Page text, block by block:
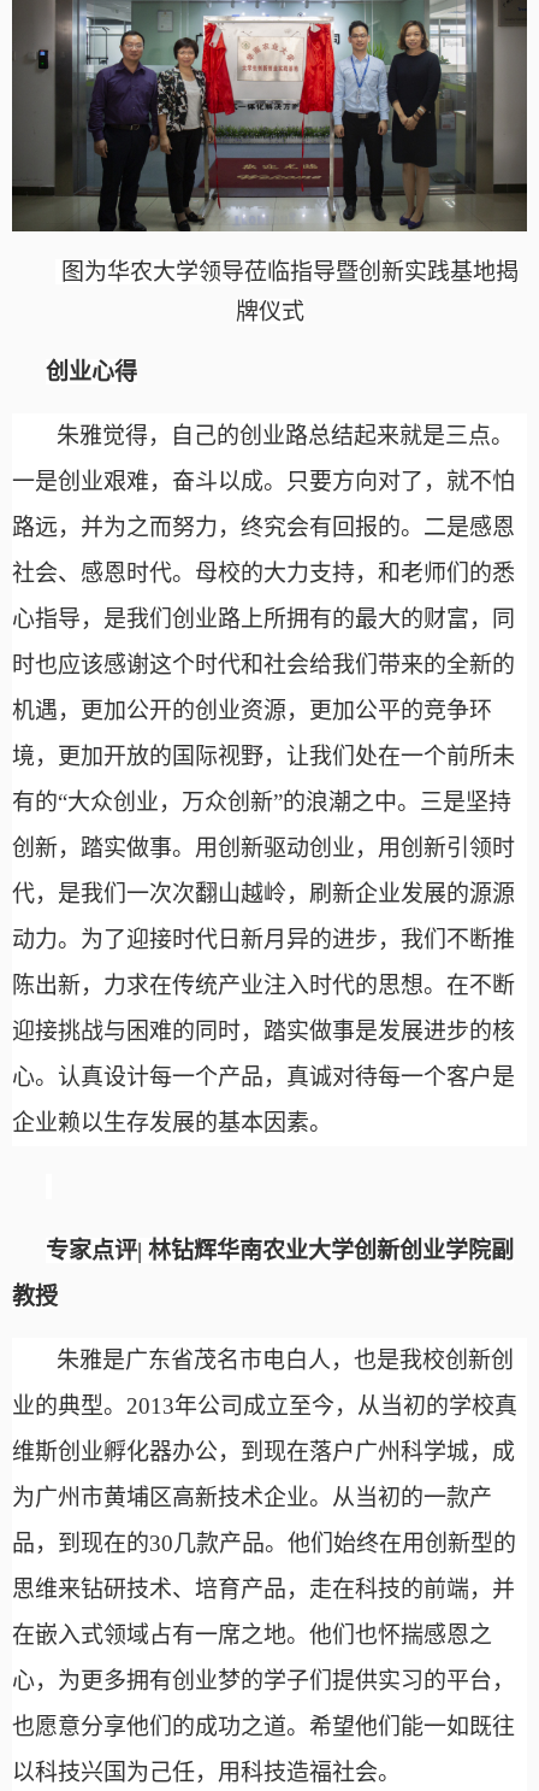
图为华农大学领导莅临指导暨创新实践基地揭
牌仪式
创业心得
朱雅觉得，自己的创业路总结起来就是三点。
一是创业艰难，奋斗以成。只要方向对了，就不怕
路远，并为之而努力，终究会有回报的。二是感恩
社会、感恩时代。母校的大力支持，和老师们的悉
心指导，是我们创业路上所拥有的最大的财富，同
时也应该感谢这个时代和社会给我们带来的全新的
机遇，更加公开的创业资源，更加公平的竞争环
境，更加开放的国际视野，让我们处在一个前所未
有的“大众创业，万众创新”的浪潮之中。三是坚持
创新，踏实做事。用创新驱动创业，用创新引领时
代，是我们一次次翻山越岭，刷新企业发展的源源
动力。为了迎接时代日新月异的进步，我们不断推
陈出新，力求在传统产业注入时代的思想。在不断
迎接挑战与困难的同时，踏实做事是发展进步的核
心。认真设计每一个产品，真诚对待每一个客户是
企业赖以生存发展的基本因素。
专家点评| 林钻辉华南农业大学创新创业学院副
教授
朱雅是广东省茂名市电白人，也是我校创新创
业的典型。 2013年公司成立至今，从当初的学校真
维斯创业孵化器办公，到现在落户广州科学城，成
为广州市黄埔区高新技术企业。从当初的一款产
品，到现在的30几款产品。他们始终在用创新型的
思维来钻研技术、培育产品，走在科技的前端，并
在嵌入式领域占有一席之地。他们也怀揣感恩之
心，为更多拥有创业梦的学子们提供实习的平台，
也愿意分享他们的成功之道。希望他们能一如既往
以科技兴国为己任，用科技造福社会。